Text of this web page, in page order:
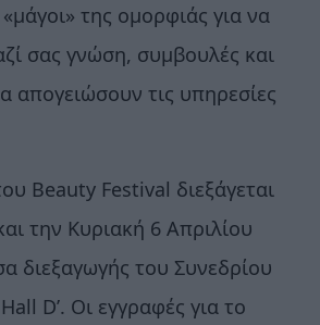
της ομορφιάς για να
σας γνώση, συμβουλές και
απογειώσουν τις υπηρεσίες
Beauty Festival διεξάγεται
την Κυριακή 6 Απριλίου
διεξαγωγής του Συνεδρίου
D’. Οι εγγραφές για το